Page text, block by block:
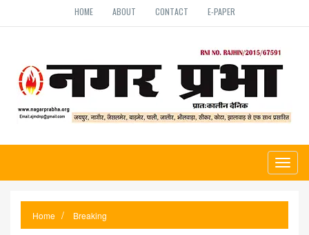
HOME ABOUT CONTACT E-PAPER
Home Breaking